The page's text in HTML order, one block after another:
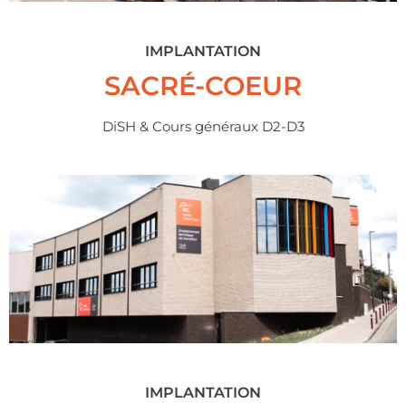
IMPLANTATION
SACRÉ-COEUR
DiSH & Cours généraux D2-D3
IMPLANTATION